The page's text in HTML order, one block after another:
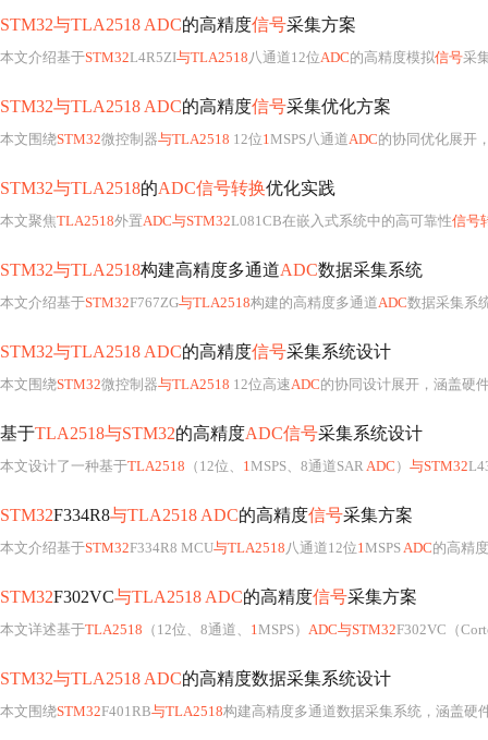
STM32与TLA2518 ADC的高精度信号采集方案
本文介绍基于STM32L4R5ZI与TLA2518 八通道12位ADC的高精度模拟信号采
STM32与TLA2518 ADC的高精度信号采集优化方案
本文围绕STM32微控制器与TLA2518 12位1MSPS八通道ADC的协同优化展开
STM32与TLA2518的ADC信号转换优化实践
本文聚焦TLA2518外置ADC与STM32L081CB在嵌入式系统中的高可靠性信号
STM32与TLA2518构建高精度多通道ADC数据采集系统
本文介绍基于STM32F767ZG与TLA2518构建的高精度多通道ADC数据采集系
STM32与TLA2518 ADC的高精度信号采集系统设计
本文围绕STM32微控制器与TLA2518 12位高速ADC的协同设计展开，涵盖硬件架构（含电
基于TLA2518与STM32的高精度ADC信号采集系统设计
本文设计了一种基于TLA2518 （12位、 1MSPS、8通道SARADC ） 与STM32
STM32F334R8与TLA2518 ADC的高精度信号采集方案
本文介绍基于STM32F334R8 MCU与TLA2518 八通道12位1MSPSADC的高精度
STM32F302VC与TLA2518 ADC的高精度信号采集方案
本文详述基于TLA2518 （12位、8通道、 1MSPS） ADC与STM32F302VC（
STM32与TLA2518 ADC的高精度数据采集系统设计
本文围绕STM32F401RB与TLA2518构建高精度多通道数据采集系统，涵盖硬